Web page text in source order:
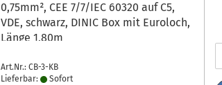
0,75mm², CEE 7/7/IEC 60320 auf C5,
VDE, schwarz, DINIC Box mit Euroloch,
Länge 1,80m
Art.Nr.: CB-3-KB
Lieferbar:
Sofort